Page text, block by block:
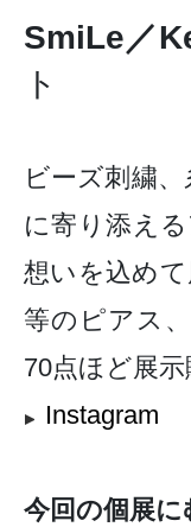
SmiLe／
ト
ビーズ刺繍
に寄り添え
想いを込め
等のピアス
70点ほど展示
Instagram
今回の個展